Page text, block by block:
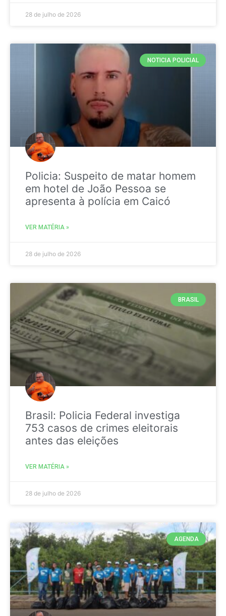
28 de julho de 2026
NOTICIA POLICIAL
Policia: Suspeito de matar homem
em hotel de João Pessoa se
apresenta à polícia em Caicó
VER MATÉRIA »
28 de julho de 2026
BRASIL
Brasil: Policia Federal investiga
753 casos de crimes eleitorais
antes das eleições
VER MATÉRIA »
28 de julho de 2026
AGENDA